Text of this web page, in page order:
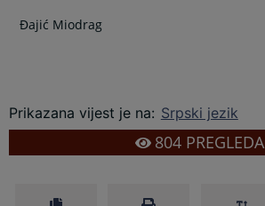
Đajić Miodrag
Prikazana vijest je na: Srpski jezik
804PREGLEDA